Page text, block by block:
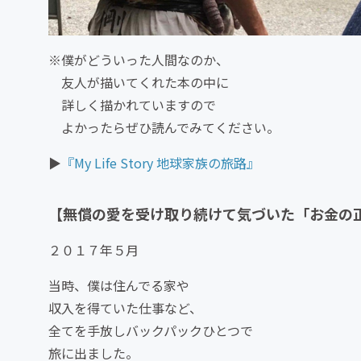
※僕がどういった人間なのか、
友人が描いてくれた本の中に
詳しく描かれていますので
よかったらぜひ読んでみてください。
▶︎ 『My Life Story 地球家族の旅路』
【無償の愛を受け取り続けて気づいた「お金の
２０１７年５月
当時、僕は住んでる家や
収入を得ていた仕事など、
全てを手放しバックパックひとつで
旅に出ました。